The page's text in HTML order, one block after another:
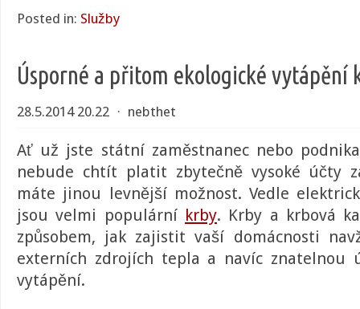
Posted in: Služby
Úsporné a přitom ekologické vytápění
28.5.2014 20.22 ⋅ nebthet
Ať už jste státní zaměstnanec nebo
nebude chtít platit zbytečně vysoké účty
máte jinou levnější možnost. Vedle
jsou velmi populární krby. Krby a krbová
způsobem, jak zajistit vaší domácnosti
externích zdrojích tepla a navíc znatelnou
vytápění.